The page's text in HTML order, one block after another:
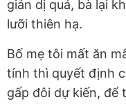
giản dị quá, bà lại
lưỡi thiên hạ.
Bố mẹ tôi mất ăn
tính thì quyết định
gấp đôi dự kiến, để